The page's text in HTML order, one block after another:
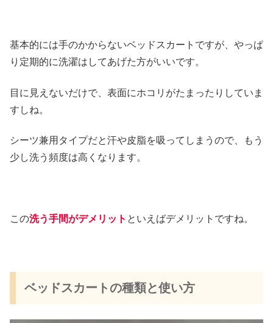
基本的には手のかからないベッドスカートですが、やっぱ
り定期的に洗濯はしてあげた方がいいです。
目に見えないだけで、表面にホコリがたまったりしていま
すしね。
シーツ兼用タイプだと汗や皮脂を吸ってしまうので、もう
少し洗う頻度は高くなります。
この洗う手間がデメリット といえばデメリットですね。
ベッドスカートの種類と使い方